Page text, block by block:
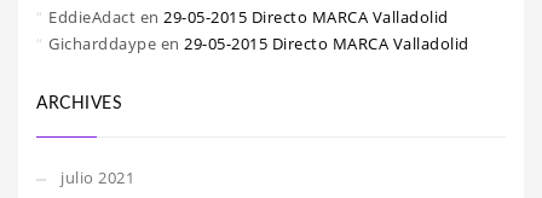
EddieAdact en 29-05-2015 Directo MARCA Valladolid
Gicharddaype en 29-05-2015 Directo MARCA Valladolid
ARCHIVES
julio 2021